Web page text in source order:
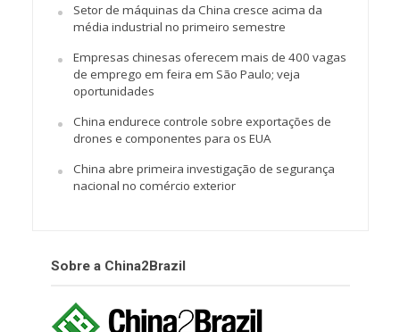
Setor de máquinas da China cresce acima da
média industrial no primeiro semestre
Empresas chinesas oferecem mais de 400 vagas
de emprego em feira em São Paulo; veja
oportunidades
China endurece controle sobre exportações de
drones e componentes para os EUA
China abre primeira investigação de segurança
nacional no comércio exterior
Sobre a China2Brazil